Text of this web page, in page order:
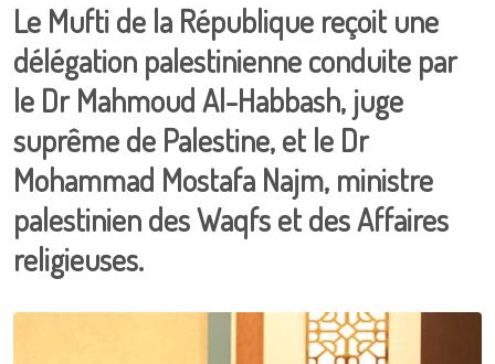
Le Mufti de la République reçoit une
délégation palestinienne conduite par
le Dr Mahmoud Al-Habbash, juge
suprême de Palestine, et le Dr
Mohammad Mostafa Najm, ministre
palestinien des Waqfs et des Affaires
religieuses.